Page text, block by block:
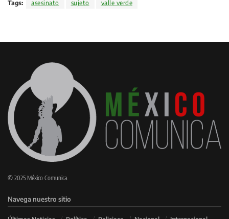
Tags: asesinato sujeto valle verde
© 2025 México Comunica.
Navega nuestro sitio